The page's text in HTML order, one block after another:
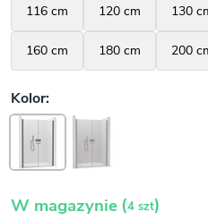
W magazynie (4 szt)